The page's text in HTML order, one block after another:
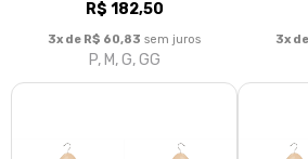
R$ 182,50
3x de R$ 60,83 sem juros
P, M, G, GG
3x